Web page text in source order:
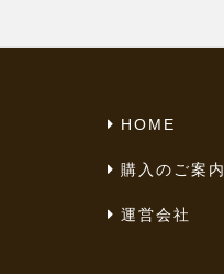
HOME
購入のご案内
運営会社